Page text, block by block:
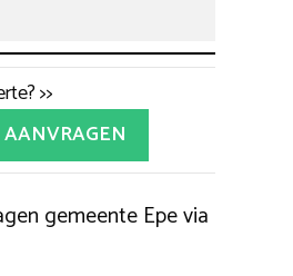
>>
AANVRAGEN
gemeente Epe via